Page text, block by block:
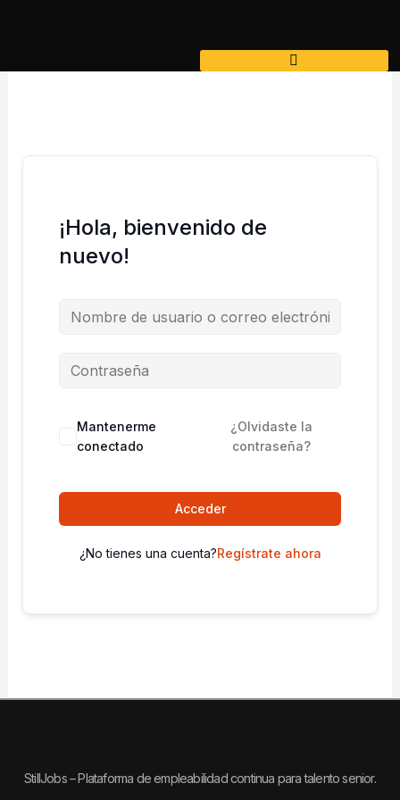
¡Hola, bienvenido de
nuevo!
Mantenerme
conectado
¿Olvidaste la
contraseña?
Acceder
¿No tienes una cuenta?Regístrate ahora
StillJobs – Plataforma de empleabilidad continua para talento senior.